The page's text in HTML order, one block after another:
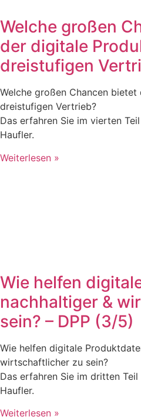
Welche großen
der digitale
dreistufigen
Welche großen Chancen
dreistufigen Vertrieb?
Das erfahren Sie im vierten
Haufler.
Weiterlesen »
Wie helfen
nachhaltiger &
sein? – DPP (3/5)
Wie helfen digitale
wirtschaftlicher zu sein?
Das erfahren Sie im dritten
Haufler.
Weiterlesen »